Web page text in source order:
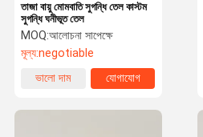
তাজা বায়ু মোমবাতি সুগন্ধি তেল কাস্টম
সুগন্ধি ঘনীভূত তেল
MOQ:আলোচনা সাপেক্ষে
মূল্য:negotiable
ভালো দাম
যোগাযোগ